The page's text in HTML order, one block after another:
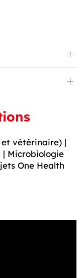
vétérinaire) |
Microbiologie
One Health